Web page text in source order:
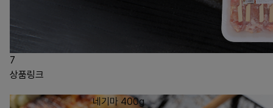
7
상품링크
네기마 400g